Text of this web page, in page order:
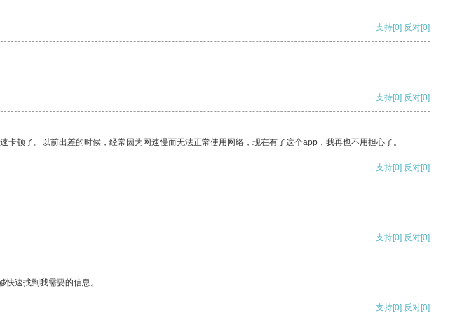
支持[0] 反对[0]
支持[0] 反对[0]
顿了。以前出差的时候，经常因为网速慢而无法正常使用网络，现在有了这个app，我再也不用担心了。
支持[0] 反对[0]
支持[0] 反对[0]
速找到我需要的信息。
支持[0] 反对[0]